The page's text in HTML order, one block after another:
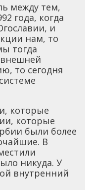
между тем,
года, когда
и
нам, то
тогда
то сегодня
которые
которые
были более
В
никуда. У
внутренний